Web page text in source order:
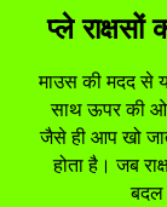
प्ले
माउस की मदद से
साथ ऊपर की
जैसे ही आप खो
होता है। जब